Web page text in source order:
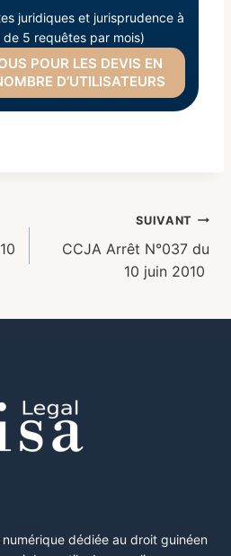
juridiques et jurisprudence à
5 requêtes par mois)
POUR LES DEVIS EN
D’UTILISATEURS
SUIVANT
CCJA Arrêt N°037 du
10 juin 2010
dédiée au droit guinéen